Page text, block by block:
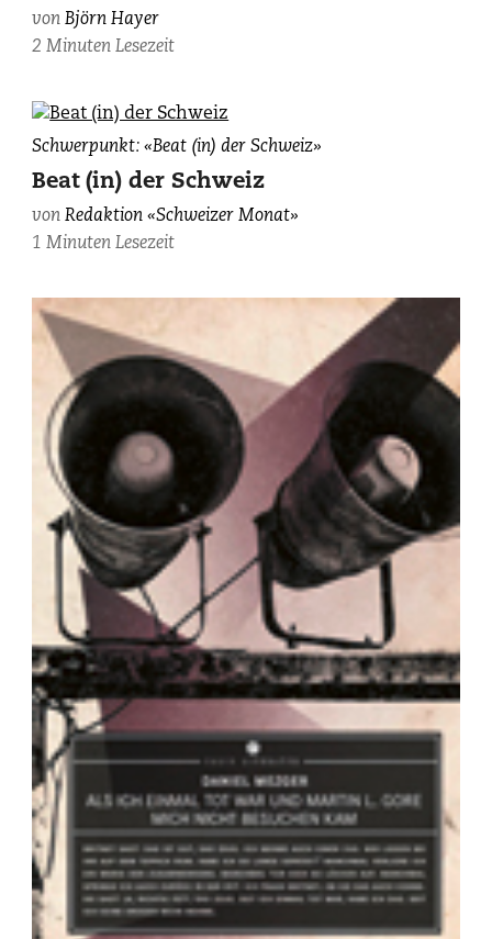
vonBjörn Hayer
2 Minuten Lesezeit
William
Burroughs
flog
noch
Schwerpunkt: «Beat (in) der Schweiz»
Beat (in) der Schweiz
vonRedaktion «Schweizer Monat»
1 Minuten Lesezeit